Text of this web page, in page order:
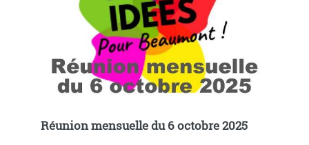
Réunion mensuelle du 6 octobre 2025